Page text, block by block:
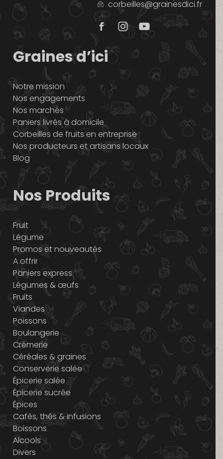
corbeilles@grainesdici.fr
Graines d’ici
Notre mission
Nos engagements
Nos marchés
Paniers livrés à domicile
Corbeilles de fruits en entreprise
Nos producteurs et artisans locaux
Blog
Nos Produits
Fruit
Légume
Promos et nouveautés
A offrir
Paniers express
Légumes & œufs
Fruits
Viandes
Poissons
Boulangerie
Crémerie
Céréales & graines
Conserverie salée
Épicerie salée
Épicerie sucrée
Épices
Cafés, thés & infusions
Boissons
Alcools
Divers